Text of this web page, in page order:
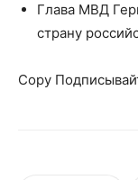
Глава МВД
страну
Copy